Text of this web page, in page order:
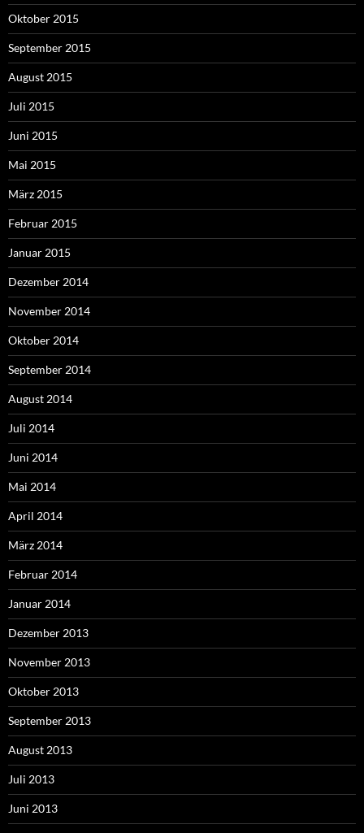
Oktober 2015
September 2015
August 2015
Juli 2015
Juni 2015
Mai 2015
März 2015
Februar 2015
Januar 2015
Dezember 2014
November 2014
Oktober 2014
September 2014
August 2014
Juli 2014
Juni 2014
Mai 2014
April 2014
März 2014
Februar 2014
Januar 2014
Dezember 2013
November 2013
Oktober 2013
September 2013
August 2013
Juli 2013
Juni 2013